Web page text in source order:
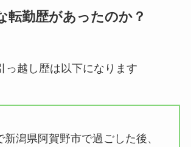
転勤歴があったのか？
っ越し歴は以下になります
新潟県阿賀野市で過ごした後、